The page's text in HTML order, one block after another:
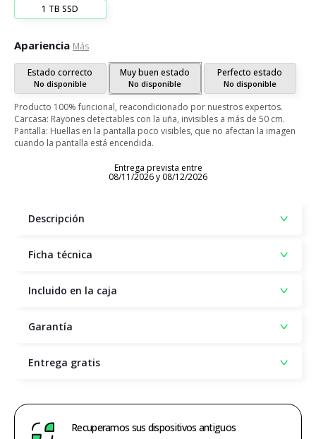
1 TB SSD
Apariencia Más
Estado correcto
No disponible
Muy buen estado
No disponible
Perfecto estado
No disponible
Producto 100% funcional, reacondicionado por nuestros expertos.
Carcasa: Rayones detectables con la uña, invisibles a más de 50 cm.
Pantalla: Huellas en la pantalla poco visibles, que no afectan la imagen
cuando la pantalla está encendida.
Entrega prevista entre
08/11/2026 y 08/12/2026
Descripción
Ficha técnica
Incluido en la caja
Garantía
Entrega gratis
Recuperamos sus dispositivos antiguos